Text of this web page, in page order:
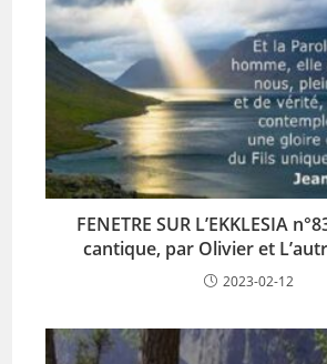
FENETRE SUR L’EKKLESIA
cantique, par Olivier et
2023-02-12